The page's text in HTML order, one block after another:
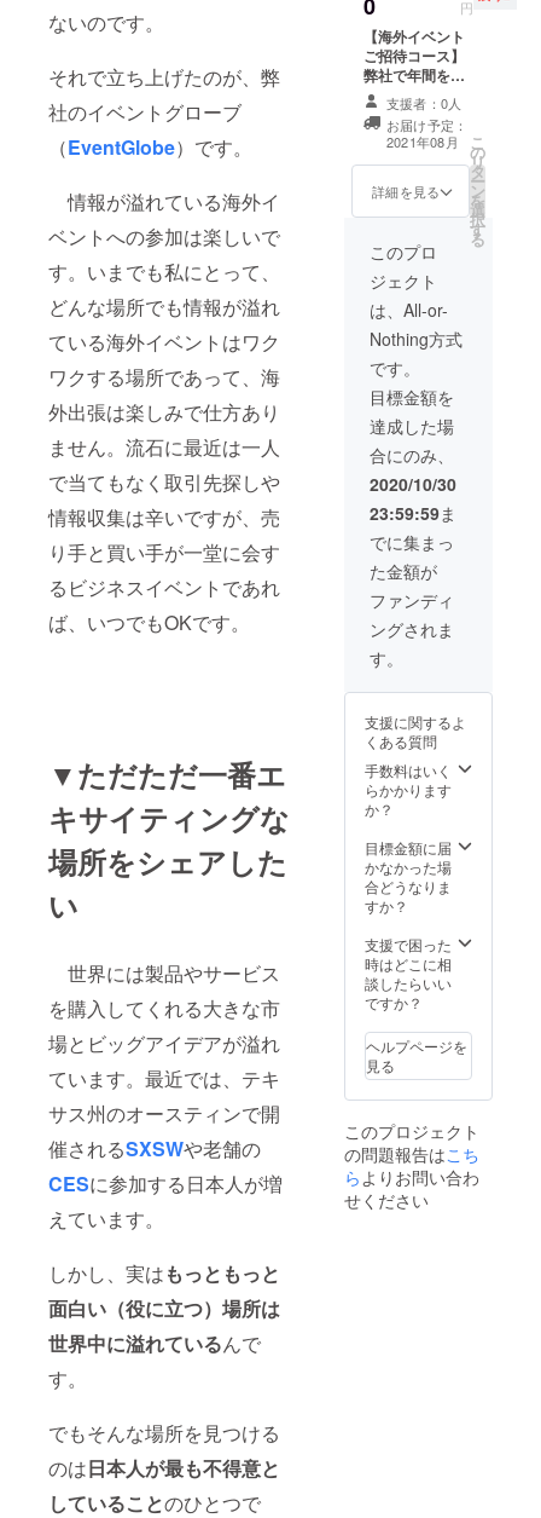
ないのです。
それで立ち上げたのが、弊
社のイベントグローブ
（EventGlobe）です。
情報が溢れている海外イ
ベントへの参加は楽しいで
す。いまでも私にとって、
どんな場所でも情報が溢れ
ている海外イベントはワク
ワクする場所であって、海
外出張は楽しみで仕方あり
ません。流石に最近は一人
で当てもなく取引先探しや
情報収集は辛いですが、売
り手と買い手が一堂に会す
るビジネスイベントであれ
ば、いつでもOKです。
▼ただただ一番エ
キサイティングな
場所をシェアした
い
世界には製品やサービス
を購入してくれる大きな市
場とビッグアイデアが溢れ
ています。最近では、テキ
サス州のオースティンで開
催されるSXSWや老舗の
CESに参加する日本人が増
えています。
しかし、実はもっともっと
面白い（役に立つ）場所は
世界中に溢れているんで
す。
でもそんな場所を見つける
のは日本人が最も不得意と
していることのひとつで
え、内
外のレ
ポート
をベー
スに実
際に開
催され
たイベ
内容を
レポー
す。 ※
提出
は、イ
ベント
の開催
時期に
報収集
にお時
間をい
ただく
事もご
ざいま
すので
ご了承
くださ
い 3. 海
外視察
ツアー
開催後
の「事
ご招待
いたし
ます。
※事後報
告会
は、視
施後に
招待制
で開催
ンファ
レンス
で発表
された
講演の
ハイラ
参加者
の体験
から、
今後皆
様のビ
ジネス
に役立
参加時一人部屋
利用のアップグ
レード料金を補
助いたします
（上限5万円一回
限り） ※2021年
に開催されるイ
ベントに対して
の補助となりま
ントレポートの
ご提供 ※海外視
に、ツアー参加
者限定で配布さ
れるレポートで
す ※配布は、視
察ツアーが実施
された後となり
ますのでご了承
ください 5. 海外
視察ツアー開催
後の「事後報告
会」にご招待い
たします。 ※事
後報告会は、視
察ツアー実施後
に招待制で開催
されます。カン
ファレンスで発
表された講演の
ハイライトや参
加者の体験か
ら、今後皆様の
ビジネスに役立
ツアーは2019年
に実施予定で
す。
サンク
スメー
ル 2. 弊
社が実
施する
ツアー
のスポ
ンサー
価50万
円）を
しま
す。
スポン
サー特
典とし
て：
ンフ
レッ
ト、資
料、
Webサ
イトへ
のスポ
ンサー
表記記
載 ・
ツアー
前後に
開催す
るツ
け勉強
会にお
いて貴
社提供
のセミ
ナー枠
す。
・ツ
アー
のカク
テルレ
セプ
ション
します
アーに
は、企
業を代
表する
キー
パーソ
ンが参
0 円
【海外イベント
ご招待コース】
弊社で年間を通
じて開催する海
外イベント視察
ツアーへのご招
待を含むコース
です。 1. サンク
スメール 2. 弊社
ツアー」に一名
様ご招待 過去に
はMWC
Barcelonaや
SXSW、マーケ
ティング関連イ
ベントなどの視
察ツアーを実施
しております。
業界関係者と共
に最先端の現場
に接し、新たな
ネットワークの
る機会です。 ＊
上限50万円まで
一回限り ＊2021
年よりツアーを
計画しておりま
す。実施時期に
ついては別途ご
案内させていた
だきます。
支援者：0人
お届け予定：
2021年08月
詳細を見る
こ
の
リ
タ
ー
ン
を
選
択
す
る
このプロ
ジェクト
は、All-or-
Nothing方式
です。
目標金額を
達成した場
合にのみ、
2020/10/30
23:59:59ま
でに集まっ
た金額が
ファンディ
ングされま
す。
支援に関するよ
くある質問
手数料はいく
らかかります
か？
目標金額に届
かなかった場
合どうなりま
すか？
支援で困った
時はどこに相
談したらいい
ですか？
ヘルプページを
見る
このプロジェクト
の問題報告はこち
らよりお問い合わ
せください